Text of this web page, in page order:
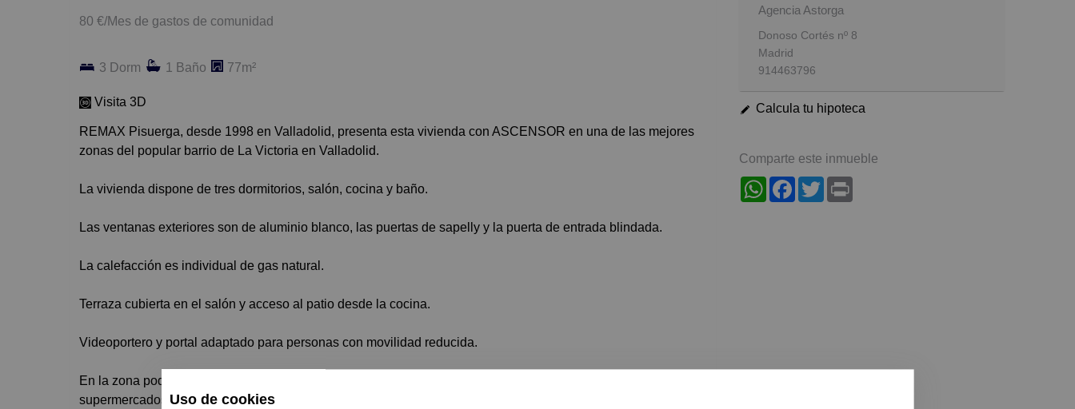
80 €/Mes de gastos de comunidad
3 Dorm 1 Baño 77m²
Visita 3D
REMAX Pisuerga, desde 1998 en Valladolid, presenta esta vivienda con ASCENSOR en una de las mejores
zonas del popular barrio de La Victoria en Valladolid.
La vivienda dispone de tres dormitorios, salón, cocina y baño.
Las ventanas exteriores son de aluminio blanco, las puertas de sapelly y la puerta de entrada blindada.
La calefacción es individual de gas natural.
Terraza cubierta en el salón y acceso al patio desde la cocina.
Videoportero y portal adaptado para personas con movilidad reducida.
En la zona podrá encontrar todos los servicios necesarios para el día a día, todo tipo de comercios y
supermercados, colegios guarderías e institutos, cerca de la universidad, polideportivo, centro médico,
Agencia Astorga
Donoso Cortés nº 8
Madrid
914463796
Calcula tu hipoteca
Comparte este inmueble
WhatsAppFacebook
Twitter
Uso de cookies